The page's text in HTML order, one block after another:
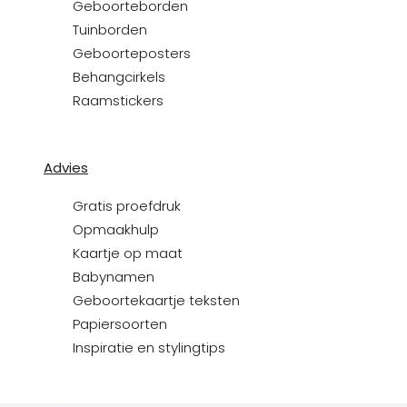
Geboorteborden
Tuinborden
Geboorteposters
Behangcirkels
Raamstickers
Advies
Gratis proefdruk
Opmaakhulp
Kaartje op maat
Babynamen
Geboortekaartje teksten
Papiersoorten
Inspiratie en stylingtips